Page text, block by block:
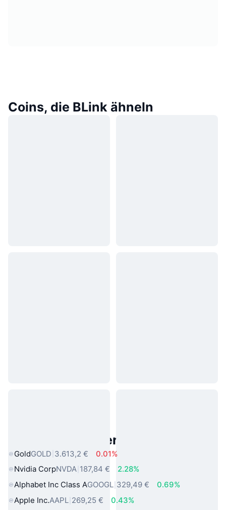
Coins, die BLink ähneln
Beliebte reale Vermögenswerte
GoldGOLD 3.613,2 €
0.01%
Nvidia CorpNVDA 187,84 €
2.28%
Alphabet Inc Class AGOOGL 329,49 €
0.69%
Apple Inc.AAPL 269,25 € 0.43%